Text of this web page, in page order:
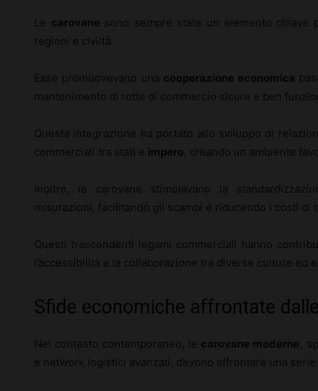
Le carovane sono sempre state un elemento chiave
regioni e civiltà.
Esse promuovevano una cooperazione economica
mantenimento di rotte di commercio sicure e ben
Questa integrazione ha portato allo sviluppo di
commerciali tra stati e impero , creando un ambiente
Inoltre, le carovane stimolavano la
misurazioni, facilitando gli scambi e riducendo i costi di
Questi trascendenti legami commerciali hanno
l’accessibilità e la collaborazione tra diverse culture ed
Sfide economiche affrontate
Nel contesto contemporaneo, le carovane moderne ,
e network logistici avanzati, devono affrontare una